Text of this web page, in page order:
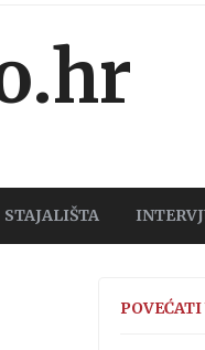
STAJALIŠTA